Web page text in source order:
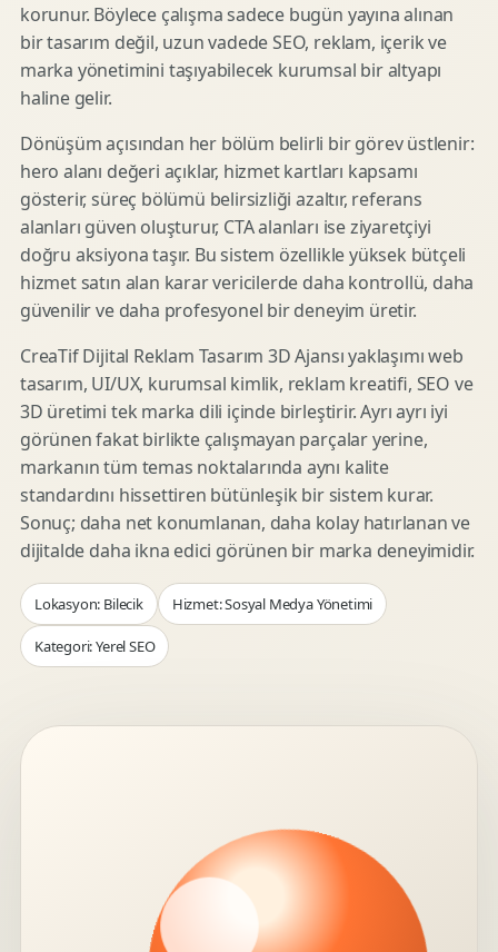
korunur. Böylece çalışma sadece bugün yayına alınan
bir tasarım değil, uzun vadede SEO, reklam, içerik ve
marka yönetimini taşıyabilecek kurumsal bir altyapı
haline gelir.
Dönüşüm açısından her bölüm belirli bir görev üstlenir:
hero alanı değeri açıklar, hizmet kartları kapsamı
gösterir, süreç bölümü belirsizliği azaltır, referans
alanları güven oluşturur, CTA alanları ise ziyaretçiyi
doğru aksiyona taşır. Bu sistem özellikle yüksek bütçeli
hizmet satın alan karar vericilerde daha kontrollü, daha
güvenilir ve daha profesyonel bir deneyim üretir.
CreaTif Dijital Reklam Tasarım 3D Ajansı yaklaşımı web
tasarım, UI/UX, kurumsal kimlik, reklam kreatifi, SEO ve
3D üretimi tek marka dili içinde birleştirir. Ayrı ayrı iyi
görünen fakat birlikte çalışmayan parçalar yerine,
markanın tüm temas noktalarında aynı kalite
standardını hissettiren bütünleşik bir sistem kurar.
Sonuç; daha net konumlanan, daha kolay hatırlanan ve
dijitalde daha ikna edici görünen bir marka deneyimidir.
Lokasyon: Bilecik Hizmet: Sosyal Medya Yönetimi
Kategori: Yerel SEO